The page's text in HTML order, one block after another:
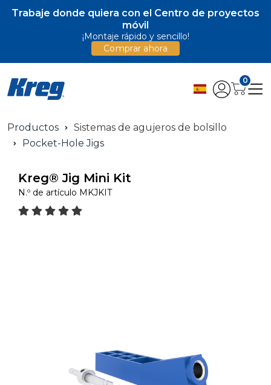
Trabaje donde quiera con el Centro de proyectos
móvil
¡Montaje rápido y sencillo!
Comprar ahora
0
Productos
Sistemas de agujeros de bolsillo
Pocket-Hole Jigs
Kreg® Jig Mini Kit
N.º de artículo MKJKIT